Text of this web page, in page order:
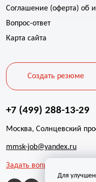
Соглашение (оферта) об
Вопрос-ответ
Карта сайта
Создать резюме
+7 (499) 288-13-29
Москва, Солнцевский
mmsk-job@yandex.ru
Задать вопрос
Для